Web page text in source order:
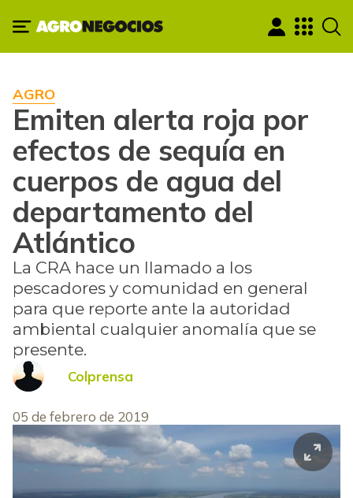
AGRO
Emiten alerta roja por
efectos de sequía en
cuerpos de agua del
departamento del
Atlántico
La CRA hace un llamado a los
pescadores y comunidad en general
para que reporte ante la autoridad
ambiental cualquier anomalía que se
presente.
Colprensa
05 de febrero de 2019